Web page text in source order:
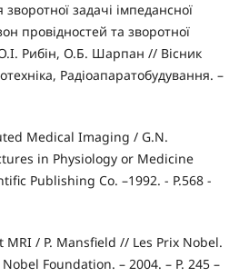
зворотної задачі імпедансної
провідностей та зворотної
Рибін, О.Б. Шарпан // Вісник
Радіоапаратобудування. –
Medical Imaging / G.N.
in Physiology or Medicine
Publishing Co. –1992. - P.568 -
MRI / P. Mansfield // Les Prix Nobel.
Foundation. – 2004. – P. 245 –